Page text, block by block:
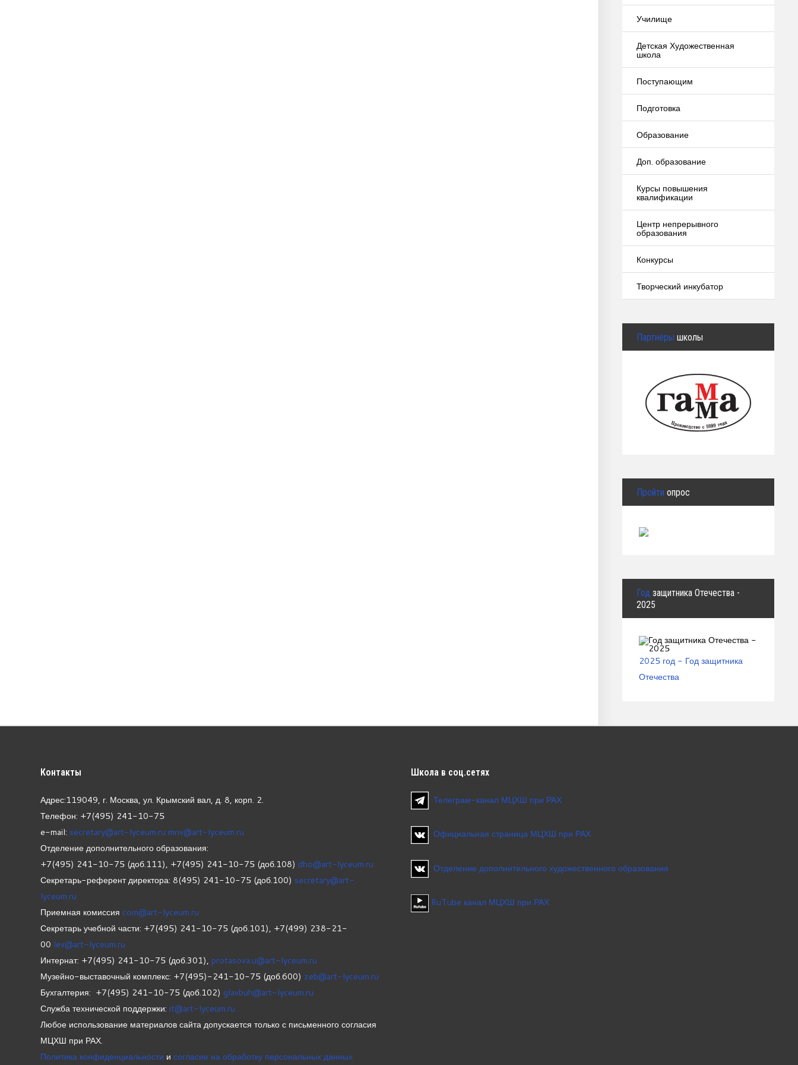
Училище
Детская Художественная
школа
Поступающим
Подготовка
Образование
Доп. образование
Курсы повышения
квалификации
Центр непрерывного
образования
Конкурсы
Творческий инкубатор
Партнёры школы
Пройти опрос
Год защитника Отечества -
2025
2025 год - Год защитника
Отечества
Контакты
Адрес:119049, г. Москва, ул. Крымский вал, д. 8, корп. 2.
Телефон: +7(495) 241-10-75
e-mail: secretary@art-lyceum.ru mnv@art-lyceum.ru
Отделение дополнительного образования:
+7(495) 241-10-75 (доб.111), +7(495) 241-10-75 (доб.108) dho@art-lyceum.ru
Секретарь-референт директора: 8(495) 241-10-75 (доб.100) secretary@art-
lyceum.ru
Приемная комиссия com@art-lyceum.ru
Секретарь учебной части: +7(495) 241-10-75 (доб.101), +7(499) 238-21-
00 lev@art-lyceum.ru
Интернат: +7(495) 241-10-75 (доб.301), protasova.u@art-lyceum.ru
Музейно-выставочный комплекс: +7(495)-241-10-75 (доб.600) zeb@art-lyceum.ru
Бухгалтерия: +7(495) 241-10-75 (доб.102) glavbuh@art-lyceum.ru
Служба технической поддержки: it@art-lyceum.ru
Любое использование материалов сайта допускается только с письменного согласия
МЦХШ при РАХ.
Политика конфиденциальности и согласие на обработку персональных данных
Школа в соц.сетях
Телеграм-канал МЦХШ при РАХ
Официальная страница МЦХШ при РАХ
Отделение дополнительного художественного образования
RuTube канал МЦХШ при РАХ